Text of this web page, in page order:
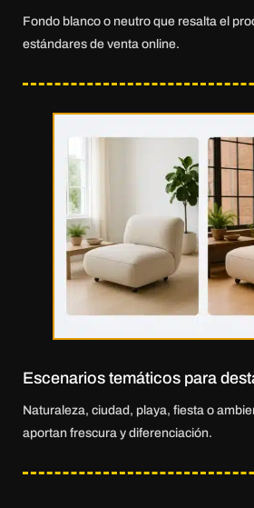
Fondo blanco o neutro que resalta el
estándares de venta online.
Escenarios temáticos para
Naturaleza, ciudad, playa, fiesta o
aportan frescura y diferenciación.